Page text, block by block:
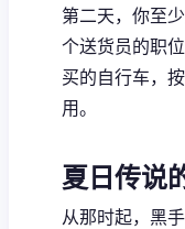
第二天，你至
个送货员的职
买的自行车，
用。
夏日传说
从那时起，黑